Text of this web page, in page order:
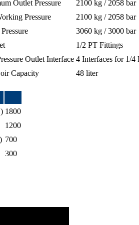
Outlet Pressure
2100 kg / 2058 bar
Pressure
2100 kg / 2058 bar
3060 kg / 3000 bar
1/2 PT Fittings
Outlet Interface 4 Interfaces for 1/4
Capacity 48 liter
1800
1200
700
300